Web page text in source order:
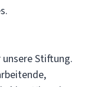
Stiftung.